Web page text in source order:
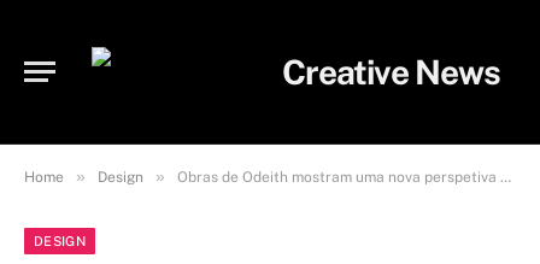
Home » Design » Obras de Odeith mostram uma nova perspetiva dos dobráveis da Samsung
DESIGN